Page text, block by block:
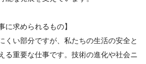
に求められるもの】
くい部分ですが、私たちの生活の安全と
る重要な仕事です。技術の進化や社会ニ